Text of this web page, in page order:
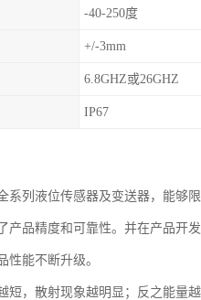
-40-250度
+/-3mm
6.8GHZ或26GHZ
IP67
列液位传感器及变送器，能够
品精度和可靠性。并在产品开
能不断升级。
，散射现象越明显；反之能量